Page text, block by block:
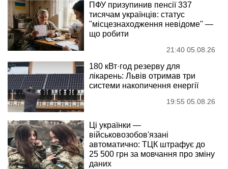
ПФУ призупинив пенсії 337
тисячам українців: статус
"місцезнаходження невідоме" —
що робити
21:40 05.08.26
180 кВт·год резерву для
лікарень: Львів отримав три
системи накопичення енергії
19:55 05.08.26
Ці українки —
військовозобов'язані
автоматично: ТЦК штрафує до
25 500 грн за мовчання про зміну
даних